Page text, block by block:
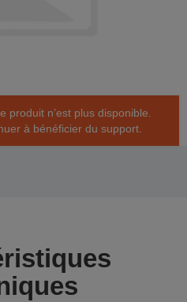
produit n’est plus disponible.
à bénéficier du support.